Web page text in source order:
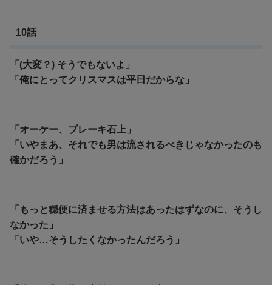
10話
「(大変？) そうでもないよ」
「俺にとってクリスマスは平日だからな」
「オーケー、ブレーキ石上」
「いやまあ、それでも男は流されるべきじゃなかったのも
確かだろう」
「もっと穏便に済ませる方法はあったはずなのに、そうし
なかった」
「いや…そうしたくなかったんだろう」